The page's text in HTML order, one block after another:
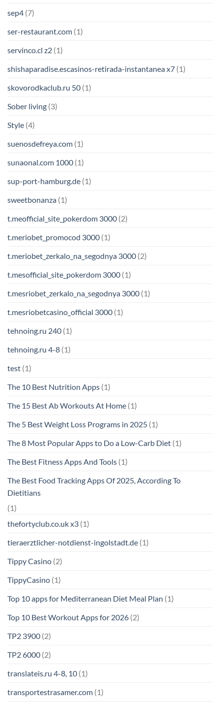
sep4 (7)
ser-restaurant.com (1)
servinco.cl z2 (1)
shishaparadise.escasinos-retirada-instantanea x7 (1)
skovorodkaclub.ru 50 (1)
Sober living (3)
Style (4)
suenosdefreya.com (1)
sunaonal.com 1000 (1)
sup-port-hamburg.de (1)
sweetbonanza (1)
t.meofficial_site_pokerdom 3000 (2)
t.meriobet_promocod 3000 (1)
t.meriobet_zerkalo_na_segodnya 3000 (2)
t.mesofficial_site_pokerdom 3000 (1)
t.mesriobet_zerkalo_na_segodnya 3000 (1)
t.mesriobetcasino_official 3000 (1)
tehnoing.ru 240 (1)
tehnoing.ru 4-8 (1)
test (1)
The 10 Best Nutrition Apps (1)
The 15 Best Ab Workouts At Home (1)
The 5 Best Weight Loss Programs in 2025 (1)
The 8 Most Popular Apps to Do a Low-Carb Diet (1)
The Best Fitness Apps And Tools (1)
The Best Food Tracking Apps Of 2025, According To
Dietitians
(1)
thefortyclub.co.uk x3 (1)
tieraerztlicher-notdienst-ingolstadt.de (1)
Tippy Casino (2)
TippyCasino (1)
Top 10 apps for Mediterranean Diet Meal Plan (1)
Top 10 Best Workout Apps for 2026 (2)
TP2 3900 (2)
TP2 6000 (2)
translateis.ru 4-8, 10 (1)
transportestrasamer.com (1)